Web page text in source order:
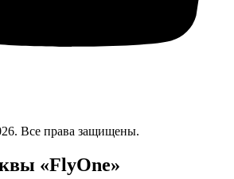
Все права защищены.
«FlyOne»